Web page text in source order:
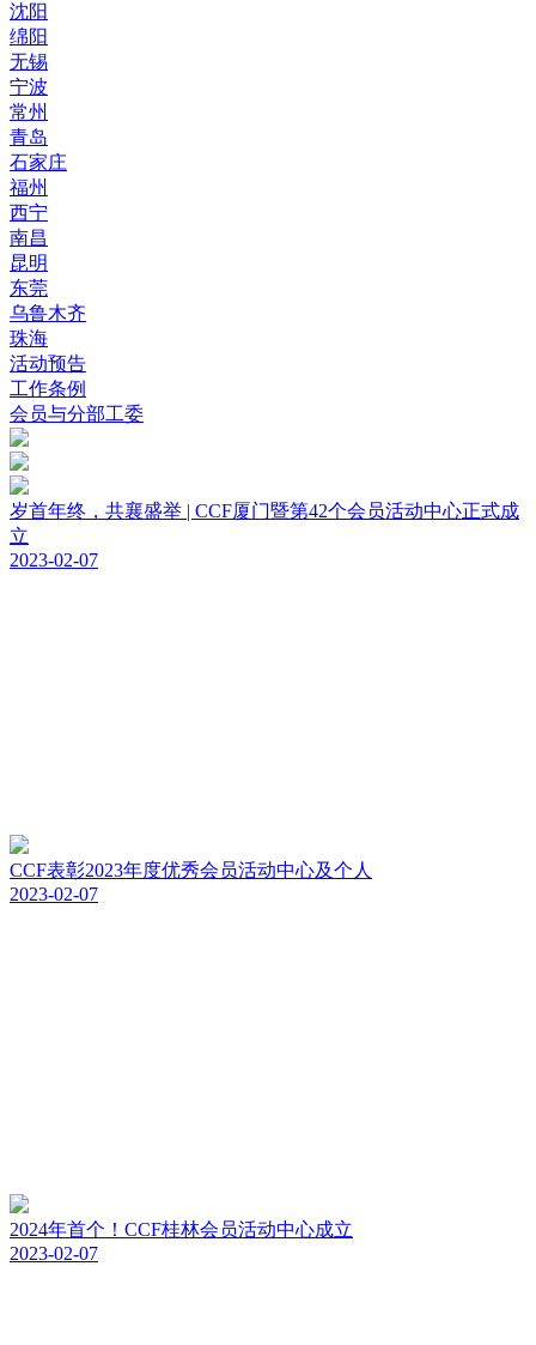
沈阳
绵阳
无锡
宁波
常州
青岛
石家庄
福州
西宁
南昌
昆明
东莞
乌鲁木齐
珠海
活动预告
工作条例
会员与分部工委
岁首年终，共襄盛举 | CCF厦门暨第42个会员活动中心正式成
立
2023-02-07
CCF表彰2023年度优秀会员活动中心及个人
2023-02-07
2024年首个！CCF桂林会员活动中心成立
2023-02-07